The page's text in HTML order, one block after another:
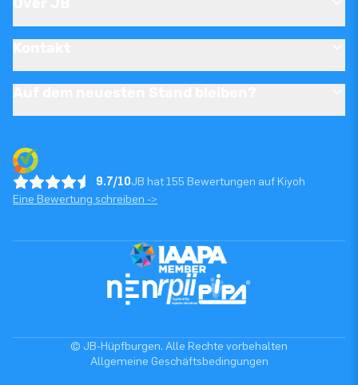
9.7/10JB hat 155 Bewertungen auf Kiyoh
Eine Bewertung schreiben ->
© JB-Hüpfburgen. Alle Rechte vorbehalten
Allgemeine Geschäftsbedingungen